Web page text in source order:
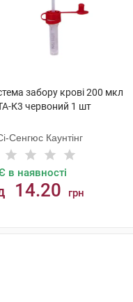
забору крові 200 мкл
К3 червоний 1 шт
Сенгюс Каунтінг
в наявності
14.20 грн